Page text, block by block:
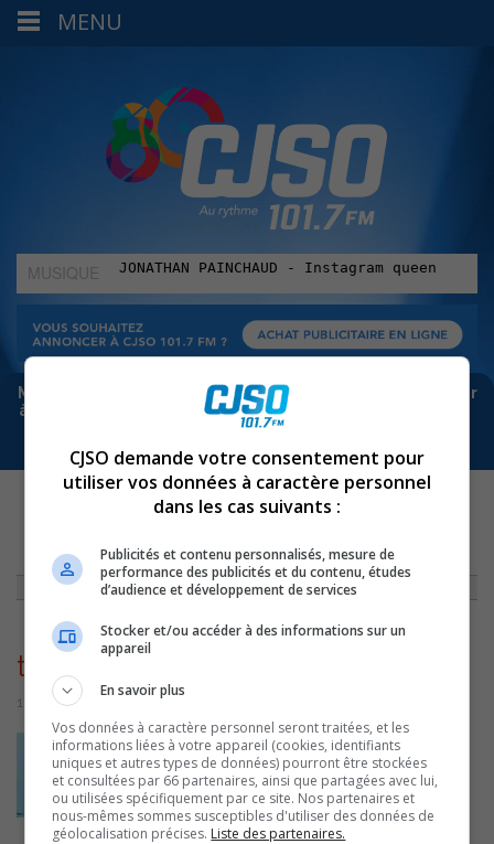
MUSIQUE
:
Meta bloque les infos sur Facebook. Pour ne rien manquer
à Sorel-Tracy et la région, abonne-toi à notre infolettre :
D’UN PRIX DE L’ACMQ »TOQUÉ DE CULTURE
toqué de culture
11 août 2016 | Par Journaliste CJSO
MENU
CJSO demande votre consentement pour
utiliser vos données à caractère personnel
dans les cas suivants :
Publicités et contenu personnalisés, mesure de
performance des publicités et du contenu, études
d’audience et développement de services
Stocker et/ou accéder à des informations sur un
appareil
En savoir plus
Vos données à caractère personnel seront traitées, et les
informations liées à votre appareil (cookies, identifiants
uniques et autres types de données) pourront être stockées
et consultées par 66 partenaires, ainsi que partagées avec lui,
ou utilisées spécifiquement par ce site. Nos partenaires et
nous-mêmes sommes susceptibles d'utiliser des données de
géolocalisation précises. Liste des partenaires.